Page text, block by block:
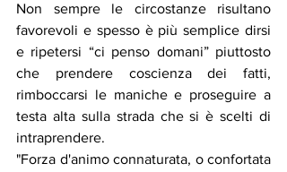
Non sempre le circostanze risultano
favorevoli e spesso è più semplice dirsi
e ripetersi “ci penso domani” piuttosto
che prendere coscienza dei fatti,
rimboccarsi le maniche e proseguire a
testa alta sulla strada che si è scelti di
intraprendere.
"Forza d'animo connaturata, o confortata